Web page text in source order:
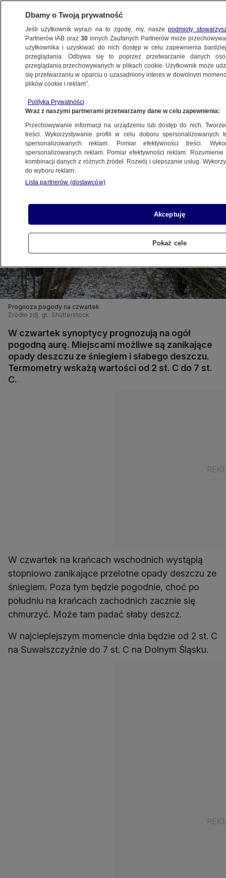
METEO
NAJNOWSZE
o prędkości do 70 km/h, zanikające opady
15.01.2015, 06:27
Udostępnij
Prognoza pogody na czwartek
Źródło zdj. gł.: Shutterstock
W czwartek synoptycy prognozują na ogół
pogodną aurę. Miejscami możliwe są zanikające
opady deszczu ze śniegiem i słabego deszczu.
Termometry wskażą wartości od 2 st. C do 7 st.
C.
W czwartek na krańcach wschodnich wystąpią
stopniowo zanikające przelotne opady deszczu ze
śniegiem. Poza tym będzie pogodnie, choć po
południu na krańcach zachodnich zacznie się
chmurzyć. Może tam padać słaby deszcz.
W najcieplejszym momencie dnia będzie od 2 st. C
na Suwalszczyźnie do 7 st. C na Dolnym Śląsku.
Dbamy o Twoją prywatność
Jeśli użytkownik wyrazi na to zgodę, my, naszepodmioty
Partnerów IAB oraz30 innych Zaufanych Partnerów może
użytkownika i uzyskiwać do nich dostęp w celu zapewnienia
przeglądania. Odbywa się to poprzez przetwarzanie danych
przeglądania przechowywanych w plikach cookie. Użytkownik może
się przetwarzaniu w oparciu o uzasadniony interes w dowolnym
plików cookie i reklam”.
Polityka Prywatności
Wraz z naszymi partnerami przetwarzamy dane w celu zapewnienia:
Przechowywanie informacji na urządzeniu lub dostęp do nich.
treści. Wykorzystywanie profili w celu doboru spersonalizowanych
spersonalizowanych reklam. Pomiar efektywności treści.
spersonalizowanych reklam. Pomiar efektywności reklam.
kombinacji danych z różnych źródeł. Rozwój i ulepszanie usług.
do wyboru reklam.
Lista partnerów (dostawców)
Akceptuję
Pokaż cele